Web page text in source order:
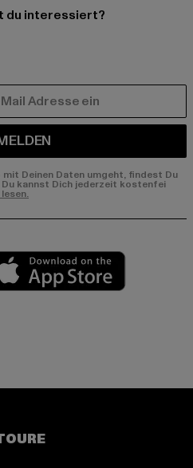
du interessiert?
Deinen Daten umgeht, findest Du
kannst Dich jederzeit kostenfei
market